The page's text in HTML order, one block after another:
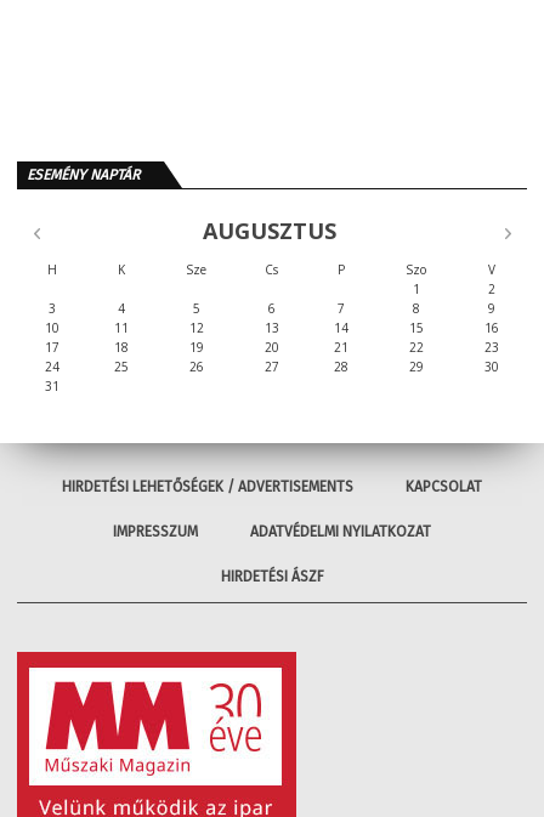
ESEMÉNY NAPTÁR
AUGUSZTUS
H K Sze Cs P Szo
V
1
2
3
4 5 6 7 8
9
10
11 12 13 14 15
16
17
18 19 20 21 22
23
24
25 26 27 28 29
30
31
HIRDETÉSI LEHETŐSÉGEK / ADVERTISEMENTS KAPCSOLAT
IMPRESSZUM ADATVÉDELMI NYILATKOZAT
HIRDETÉSI ÁSZF